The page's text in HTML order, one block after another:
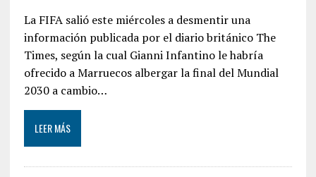
La FIFA salió este miércoles a desmentir una
información publicada por el diario británico The
Times, según la cual Gianni Infantino le habría
ofrecido a Marruecos albergar la final del Mundial
2030 a cambio…
LEER MÁS